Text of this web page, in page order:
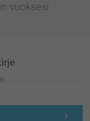
vuoksesi